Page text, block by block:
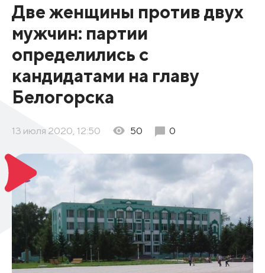
Две женщины против двух
мужчин: партии
определились с
кандидатами на главу
Белогорска
13 июля 2020, 12:50 50 0